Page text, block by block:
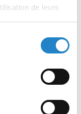
de leurs